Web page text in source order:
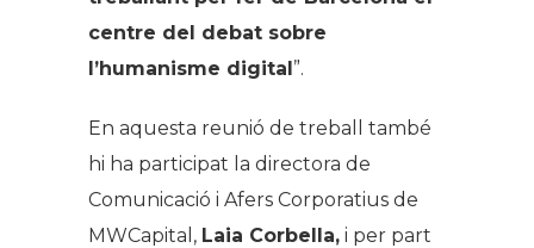
centre del debat sobre
l’humanisme digital”.
En aquesta reunió de treball també
hi ha participat la directora de
Comunicació i Afers Corporatius de
MWCapital, Laia Corbella, i per part